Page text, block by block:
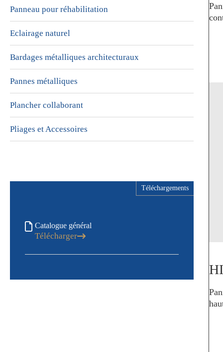
Panneau pour réhabilitation
Eclairage naturel
Bardages métalliques architecturaux
Pannes métalliques
Plancher collaborant
Pliages et Accessoires
Téléchargements
Catalogue général
Télécharger